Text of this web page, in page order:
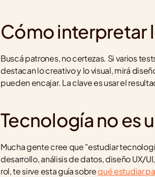
Cómo interpretar
Buscá patrones, no certezas. Si varios
destacan lo creativo y lo visual, mirá
pueden encajar. La clave es usar el
Tecnología no es
Mucha gente cree que "estudiar
desarrollo, análisis de datos, diseño UX/
rol, te sirve esta guía sobre qué estudiar